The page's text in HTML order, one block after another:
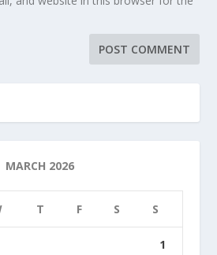
MARCH 2026
T F S S
1